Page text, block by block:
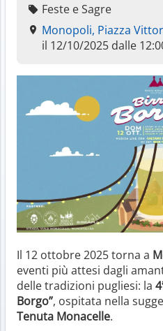
Feste e Sagre
Monopoli, Piazza
il 12/10/2025 dalle
Il 12 ottobre 2025 torna a
eventi più attesi dagli
delle tradizioni pugliesi: la
Borgo”, ospitata nella
Tenuta Monacelle.